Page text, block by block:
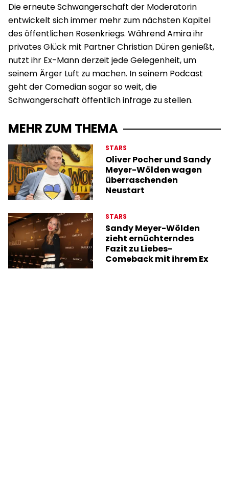
Die erneute Schwangerschaft der Moderatorin
entwickelt sich immer mehr zum nächsten Kapitel
des öffentlichen Rosenkriegs. Während Amira ihr
privates Glück mit Partner Christian Düren genießt,
nutzt ihr Ex-Mann derzeit jede Gelegenheit, um
seinem Ärger Luft zu machen. In seinem Podcast
geht der Comedian sogar so weit, die
Schwangerschaft öffentlich infrage zu stellen.
MEHR ZUM THEMA
STARS
Oliver Pocher und Sandy
Meyer-Wölden wagen
überraschenden
Neustart
STARS
Sandy Meyer-Wölden
zieht ernüchterndes
Fazit zu Liebes-
Comeback mit ihrem Ex